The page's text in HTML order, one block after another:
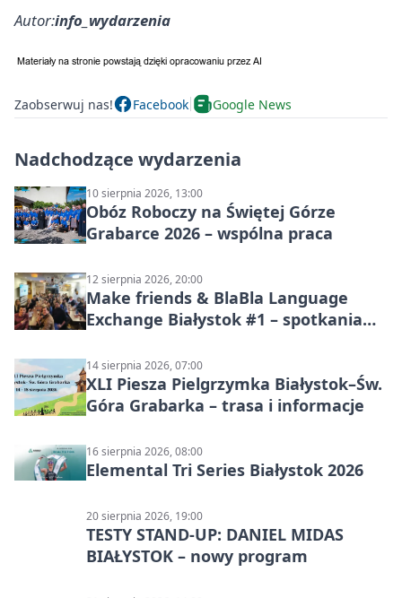
Autor:info_wydarzenia
Zaobserwuj nas! Facebook Google News
Nadchodzące wydarzenia
10 sierpnia 2026, 13:00
Obóz Roboczy na Świętej Górze
Grabarce 2026 – wspólna praca
12 sierpnia 2026, 20:00
Make friends & BlaBla Language
Exchange Białystok #1 – spotkania
14 sierpnia 2026, 07:00
XLI Piesza Pielgrzymka Białystok–Św.
Góra Grabarka – trasa i informacje
16 sierpnia 2026, 08:00
Elemental Tri Series Białystok 2026
20 sierpnia 2026, 19:00
TESTY STAND-UP: DANIEL MIDAS
BIAŁYSTOK – nowy program